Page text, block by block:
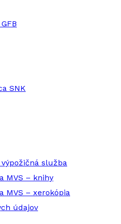
SNK
služba
MVS – knihy
MVS – xerokópia
údajov